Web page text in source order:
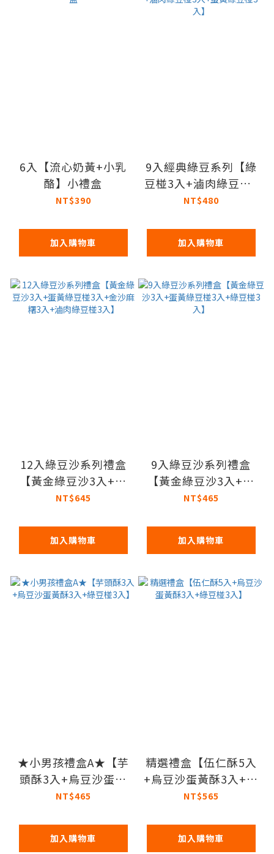
6入【流心奶黃+小乳
酪】小禮盒
NT$390
加入購物車
9入經典綠豆系列【綠
豆椪3入+滷肉綠豆椪3
入+蛋黃綠豆椪3入】
NT$480
加入購物車
12入綠豆沙系列禮盒
【黃金綠豆沙3入+蛋
黃綠豆椪3入+金沙麻
入】
NT$645
加入購物車
9入綠豆沙系列禮盒
【黃金綠豆沙3入+蛋
黃綠豆椪3入+綠豆椪3
NT$465
加入購物車
★小男孩禮盒A★【芋
頭酥3入+烏豆沙蛋黃
酥3入+綠豆椪3入】
NT$465
加入購物車
精選禮盒【伍仁酥5入
+烏豆沙蛋黃酥3入+綠
豆椪3入】
NT$565
加入購物車